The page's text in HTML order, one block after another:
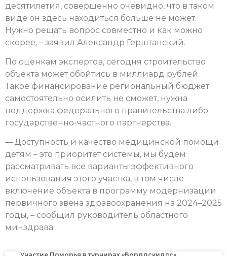
десятилетия, совершенно очевидно, что в таком
виде он здесь находиться больше не может.
Нужно решать вопрос совместно и как можно
скорее, – заявил Александр Герштанский.
По оценкам экспертов, сегодня строительство
объекта может обойтись в миллиард рублей.
Такое финансирование региональный бюджет
самостоятельно осилить не сможет, нужна
поддержка федерального правительства либо
государственно-частного партнерства.
— Доступность и качество медицинской помощи
детям – это приоритет системы, мы будем
рассматривать все варианты эффективного
использования этого участка, в том числе
включение объекта в программу модернизации
первичного звена здравоохранения на 2024–2025
годы, – сообщил руководитель областного
минздрава.